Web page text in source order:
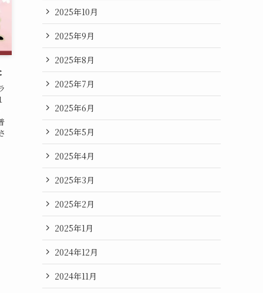
2025年10月
2025年9月
2025年8月
2025年7月
2025年6月
2025年5月
2025年4月
2025年3月
2025年2月
2025年1月
2024年12月
2024年11月